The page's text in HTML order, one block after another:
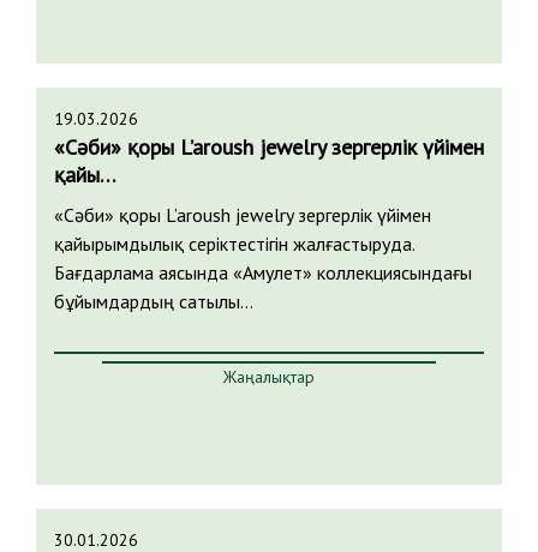
19.03.2026
«Сәби» қоры L’aroush jewelry зергерлік үйімен
қайы…
«Сәби» қоры L’aroush jewelry зергерлік үйімен
қайырымдылық серіктестігін жалғастыруда.
Бағдарлама аясында «Амулет» коллекциясындағы
бұйымдардың сатылы…
Жаңалықтар
30.01.2026